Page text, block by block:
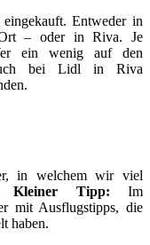
Entweder in
– oder in Riva. Je
ein wenig auf den
bei Lidl in Riva
in welchem wir viel
Kleiner Tipp: Im
mit Ausflugstipps, die
haben.